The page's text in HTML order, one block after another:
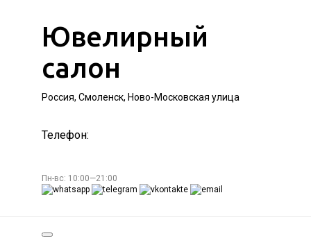
Ювелирный
салон
Россия, Смоленск, Ново-Московская улица
Телефон:
Пн-вс: 10:00—21:00